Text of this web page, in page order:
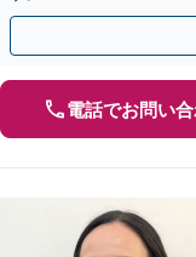
電話でお問い